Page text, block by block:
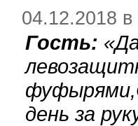
04.12.2018 в
Гость: «
день за